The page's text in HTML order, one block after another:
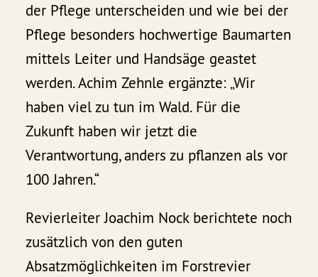
der Pflege unterscheiden und wie bei der
Pflege besonders hochwertige Baumarten
mittels Leiter und Handsäge geastet
werden. Achim Zehnle ergänzte: „Wir
haben viel zu tun im Wald. Für die
Zukunft haben wir jetzt die
Verantwortung, anders zu pflanzen als vor
100 Jahren.“
Revierleiter Joachim Nock berichtete noch
zusätzlich von den guten
Absatzmöglichkeiten im Forstrevier